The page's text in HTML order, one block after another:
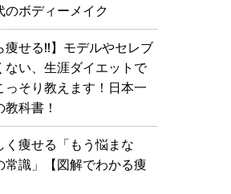
のボディーメイク
痩せる!!】モデルやセレブ
ない、生涯ダイエットで
っそり教えます！日本一
科書！
く痩せる「もう悩まな
常識」【図解でわかる痩